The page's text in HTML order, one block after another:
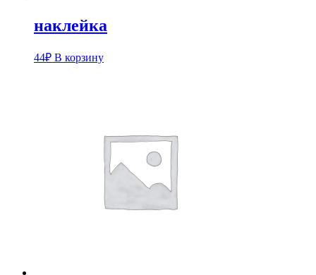
наклейка
44₽ В корзину